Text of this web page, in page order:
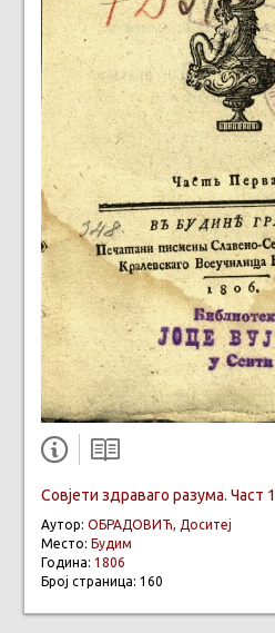
Совјети здраваго разума. Част 1
Аутор: ОБРАДОВИЋ, Доситеј
Место: Будим
Година: 1806
Број страница: 160